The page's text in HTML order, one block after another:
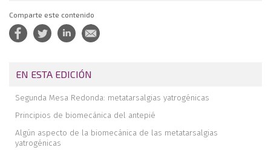
Comparte este contenido
EN ESTA EDICIÓN
Segunda Mesa Redonda: metatarsalgias yatrogénicas
Principios de biomecánica del antepié
Algún aspecto de la biomecánica de las metatarsalgias
yatrogénicas